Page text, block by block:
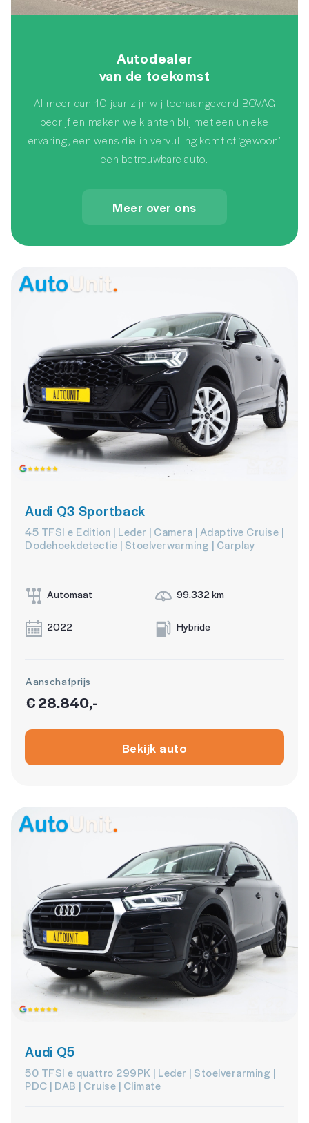
Autodealer
van de toekomst
Al meer dan 10 jaar zijn wij toonaangevend BOVAG
bedrijf en maken we klanten blij met een unieke
ervaring, een wens die in vervulling komt of ‘gewoon’
een betrouwbare auto.
Meer over ons
Audi Q3 Sportback
45 TFSI e Edition | Leder | Camera | Adaptive Cruise |
Dodehoekdetectie | Stoelverwarming | Carplay
Automaat 99.332 km
2022 Hybride
Aanschafprijs
€ 28.840,-
Bekijk auto
Audi Q5
50 TFSI e quattro 299PK | Leder | Stoelverarming |
PDC | DAB | Cruise | Climate